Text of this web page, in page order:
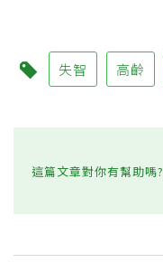
失智 高齡
這篇文章對你有幫助嗎?